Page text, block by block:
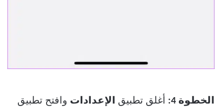
الخطوة 4: أغلق تطبيق الإعدادات وافتح تطبيق